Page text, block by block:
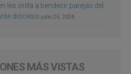
les orilla a bendecir parejas del
diócesis julio 25, 2026
MÁS VISTAS